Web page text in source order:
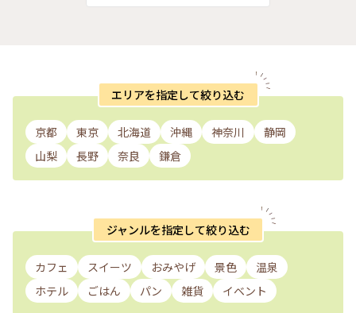
エリアを指定して絞り込む
京都 東京 北海道 沖縄 神奈川
静岡
山梨
長野 奈良 鎌倉
ジャンルを指定して絞り込む
カフェ スイーツ おみやげ 景色
温泉
ホテル
ごはん パン 雑貨 イベント